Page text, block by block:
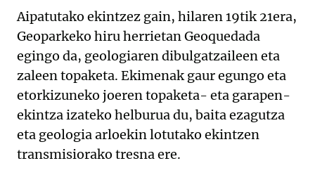
Aipatutako ekintzez gain, hilaren 19tik 21era,
Geoparkeko hiru herrietan Geoquedada
egingo da, geologiaren dibulgatzaileen eta
zaleen topaketa. Ekimenak gaur egungo eta
etorkizuneko joeren topaketa- eta garapen-
ekintza izateko helburua du, baita ezagutza
eta geologia arloekin lotutako ekintzen
transmisiorako tresna ere.